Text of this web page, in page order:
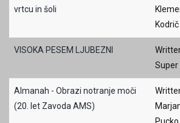
vrtcu in šoli
Kodrič
VISOKA PESEM LJUBEZNI
Super
Almanah - Obrazi notranje moči
(20. let Zavoda AMS)